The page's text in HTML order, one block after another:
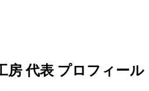
房 代表 プロフィール